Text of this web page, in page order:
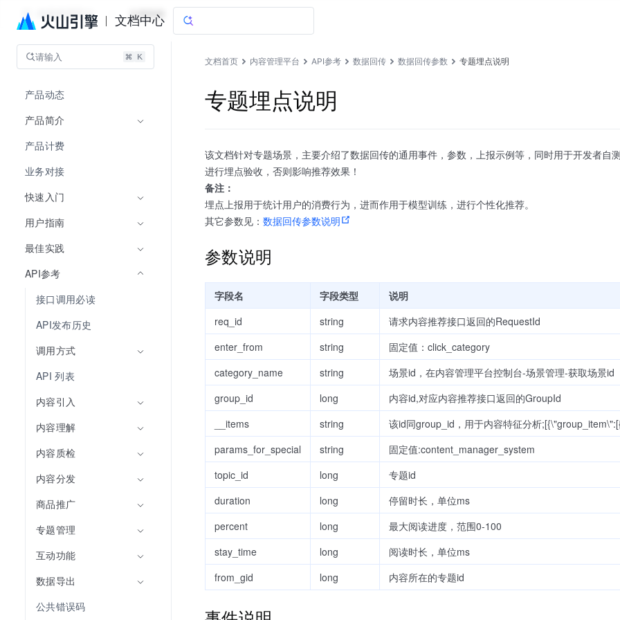
文档中心
内容管理平台 文档指南
请输入
产品动态
产品简介
产品计费
业务对接
快速入门
用户指南
最佳实践
API参考
接口调用必读
API发布历史
调用方式
API 列表
内容引入
内容理解
内容质检
内容分发
商品推广
专题管理
互动功能
数据导出
公共错误码
文档首页 内容管理平台 API参考 数据回传 数据回传参数 专题埋点说明
专题埋点说明
该文档针对专题场景，主要介绍了数据回传的通用事件，参数，上报示例等，同时用于开发者
进行埋点验收，否则影响推荐效果！
备注：
埋点上报用于统计用户的消费行为，进而作用于模型训练，进行个性化推荐。
其它参数见： 数据回传参数说明
参数说明
字段名 字段类型
说明
req_id
string
请求内容推荐接口返回的RequestId
enter_from
string
固定值：click_category
category_name
string
场景id，在内容管理平台控制台-场景管理-获取场景id
group_id
long
内容id,对应内容推荐接口返回的GroupId
__items
string
该id同group_id，用于内容特征分析
params_for_special
string
固定值:content_manager_system
topic_id
long
专题id
duration
long
停留时长，单位ms
percent
long
最大阅读进度，范围0-100
stay_time
long
阅读时长，单位ms
from_gid
long 内容所在的专题id